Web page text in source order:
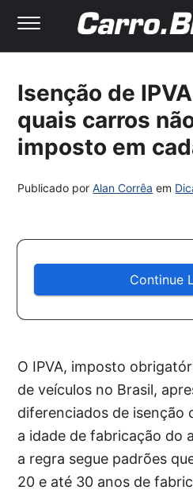
Isenção de
quais carros
imposto em
Publicado porAlan Corrêa em
Continue
O IPVA, imposto
de veículos no Brasil,
diferenciados de isenção
a idade de fabricação do
a regra segue padrões
20 e até 30 anos de